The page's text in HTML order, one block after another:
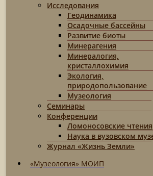
Исследования
Геодинамика
Осадочные бассейны
Развитие биоты
Минерагения
Минералогия,
кристаллохимия
Экология,
природопользование
Музеология
Семинары
Конференции
Ломоносовские чтения
Наука в вузовском
Журнал «Жизнь Земли»
«Музеология» МОИП